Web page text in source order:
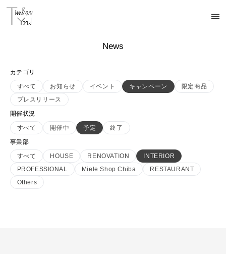
News
カテゴリ
すべて
お知らせ イベント キャンペーン
限定商品
プレスリリース
開催状況
すべて
開催中 予定
終了
事業部
すべて
HOUSE RENOVATION
INTERIOR
PROFESSIONAL
Miele Shop Chiba
RESTAURANT
Others